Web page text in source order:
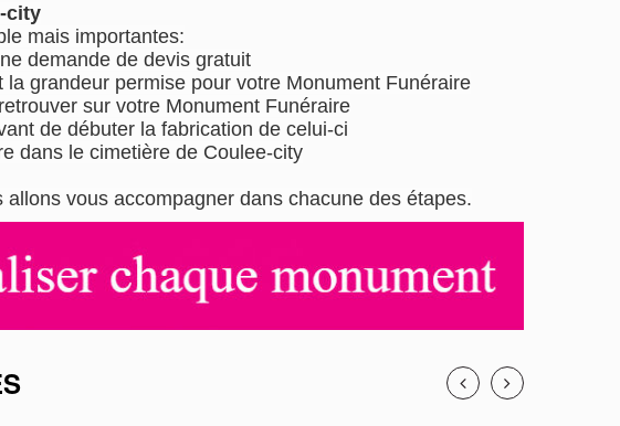
city
mais importantes:
demande de devis gratuit
grandeur permise pour votre Monument Funéraire
sur votre Monument Funéraire
de débuter la fabrication de celui-ci
dans le cimetière de Coulee-city
vous accompagner dans chacune des étapes.